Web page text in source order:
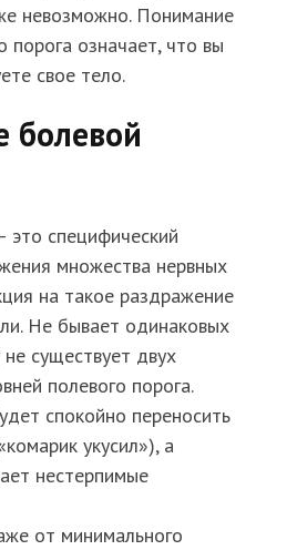
невозможно. Понимание
порога означает, что вы
свое тело.
болевой
это специфический
множества нервных
на такое раздражение
Не бывает одинаковых
существует двух
полевого порога.
спокойно переносить
укусил»), а
нестерпимые
от минимального